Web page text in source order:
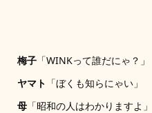
梅子「WINKって誰だにゃ？」
ヤマト 「ぼくも知らにゃい」
母「昭和の人はわかりますよ」